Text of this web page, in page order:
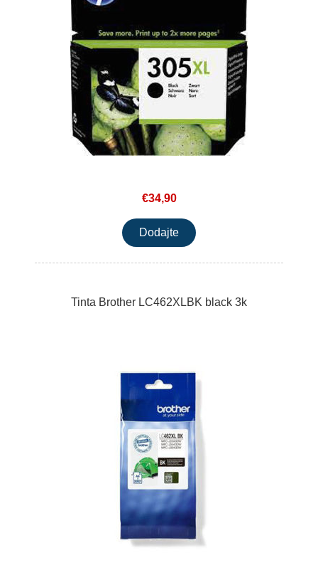
€34,90
Tinta Brother LC462XLBK black 3k